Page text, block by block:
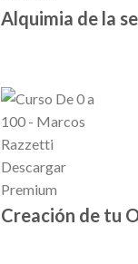
Alquimia de la
Creación de tu